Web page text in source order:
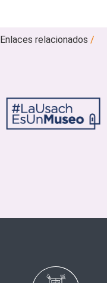
Enlaces relacionados/